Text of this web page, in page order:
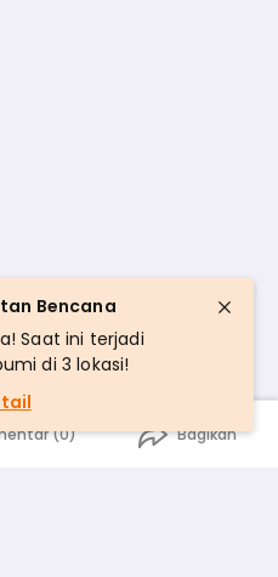
(0) Bagikan
Bencana
Saat ini terjadi
di 3 lokasi!